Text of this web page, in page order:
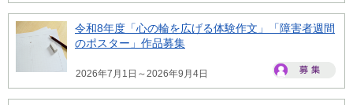
令和8年度「心の輪を広げる体験作文」「障害者週間
のポスター」作品募集
2026年7月1日～2026年9月4日